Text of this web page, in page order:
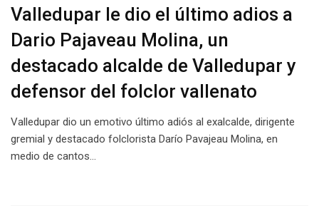
Valledupar le dio el último adios a
Dario Pajaveau Molina, un
destacado alcalde de Valledupar y
defensor del folclor vallenato
Valledupar dio un emotivo último adiós al exalcalde, dirigente
gremial y destacado folclorista Darío Pavajeau Molina, en
medio de cantos…